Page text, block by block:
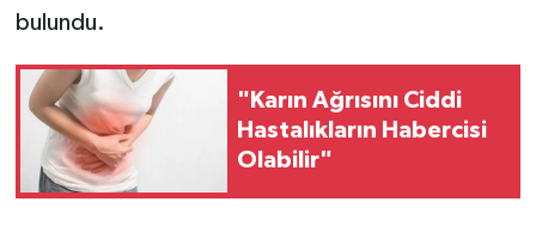
bulundu.
"Karın Ağrısını Ciddi
Hastalıkların Habercisi
Olabilir"